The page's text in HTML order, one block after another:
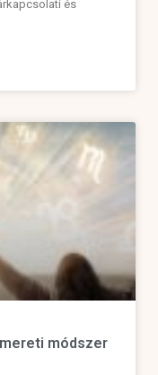
és
módszer